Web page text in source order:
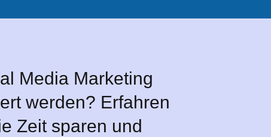
Media Marketing
werden? Erfahren
Zeit sparen und